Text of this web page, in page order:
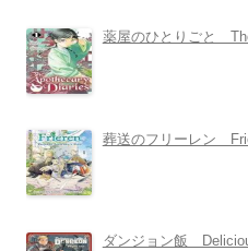
薬屋のひとりごと
葬送のフリーレン
ダンジョン飯